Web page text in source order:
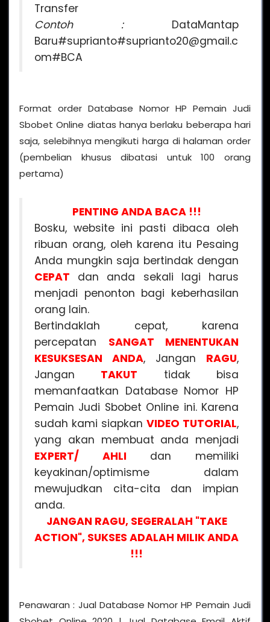
Transfer
Contoh :DataMantap
Baru#suprianto#suprianto20@gmail.c
om#BCA
Format order Database Nomor HP Pemain Judi
Sbobet Online diatas hanya berlaku beberapa hari
saja, selebihnya mengikuti harga di halaman order
(pembelian khusus dibatasi untuk 100 orang
pertama)
PENTING ANDA BACA !!!
Bosku, website ini pasti dibaca oleh
ribuan orang, oleh karena itu Pesaing
Anda mungkin saja bertindak dengan
CEPAT dan anda sekali lagi harus
menjadi penonton bagi keberhasilan
orang lain.
Bertindaklah cepat, karena
percepatan SANGAT MENENTUKAN
KESUKSESAN ANDA, Jangan RAGU,
Jangan TAKUT tidak bisa
memanfaatkan Database Nomor HP
Pemain Judi Sbobet Online ini. Karena
sudah kami siapkan VIDEO TUTORIAL,
yang akan membuat anda menjadi
EXPERT/ AHLI dan memiliki
keyakinan/optimisme dalam
mewujudkan cita-cita dan impian
anda.
JANGAN RAGU, SEGERALAH "TAKE
ACTION", SUKSES ADALAH MILIK ANDA
!!!
Penawaran : Jual Database Nomor HP Pemain Judi